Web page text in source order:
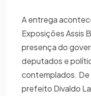
A entrega
Exposições Assis
presença do
deputados e
contemplados.
prefeito Divaldo